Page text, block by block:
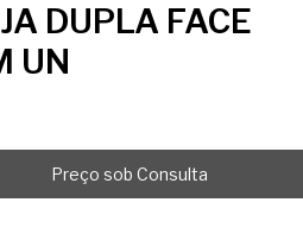
DUPLA FACE
UN